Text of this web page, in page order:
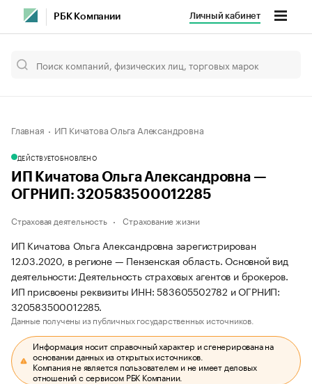
РБК Компании Личный кабинет
Главная ИП Кичатова Ольга Александровна
ДЕЙСТВУЕТОБНОВЛЕНО
ИП Кичатова Ольга Александровна —
ОГРНИП: 320583500012285
Страховая деятельность Страхование жизни
ИП Кичатова Ольга Александровна зарегистрирован
12.03.2020, в регионе — Пензенская область. Основной вид
деятельности: Деятельность страховых агентов и брокеров.
ИП присвоены реквизиты ИНН: 583605502782 и ОГРНИП:
320583500012285.
Данные получены из публичных государственных источников.
Информация носит справочный характер и сгенерирована на
основании данных из открытых источников.
Компания не является пользователем и не имеет деловых
отношений с сервисом РБК Компании.